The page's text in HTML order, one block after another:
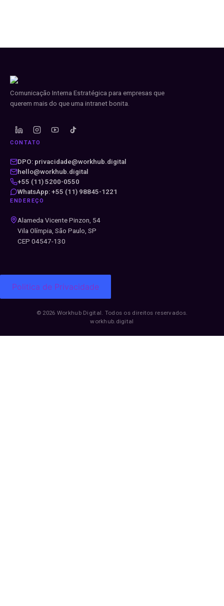
Comunicação Interna Estratégica para empresas que
querem mais do que uma intranet bonita.
CONTATO
DPO: privacidade@workhub.digital
hello@workhub.digital
+55 (11) 5200-0550
WhatsApp: +55 (11) 98845-1221
ENDEREÇO
Alameda Vicente Pinzon, 54
Vila Olímpia, São Paulo, SP
CEP 04547-130
Politica de Privacidade
© 2026 Workhub Digital. Todos os direitos reservados.
workhub.digital